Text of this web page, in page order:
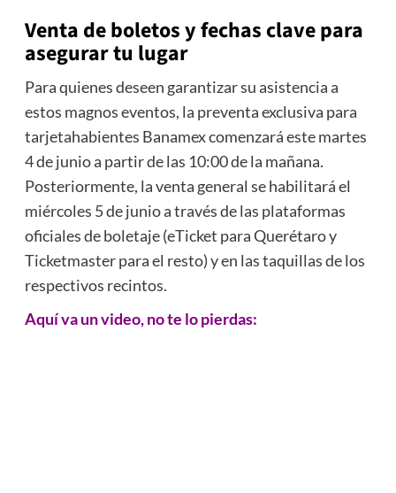
Venta de boletos y fechas clave para
asegurar tu lugar
Para quienes deseen garantizar su asistencia a
estos magnos eventos, la preventa exclusiva para
tarjetahabientes Banamex comenzará este martes
4 de junio a partir de las 10:00 de la mañana.
Posteriormente, la venta general se habilitará el
miércoles 5 de junio a través de las plataformas
oficiales de boletaje (eTicket para Querétaro y
Ticketmaster para el resto) y en las taquillas de los
respectivos recintos.
Aquí va un video, no te lo pierdas: